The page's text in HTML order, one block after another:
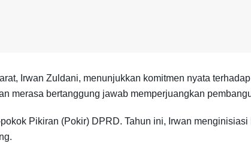
Irwan Zuldani, menunjukkan komitmen nyata
merasa bertanggung jawab memperjuangkan
Pikiran (Pokir) DPRD. Tahun ini, Irwan